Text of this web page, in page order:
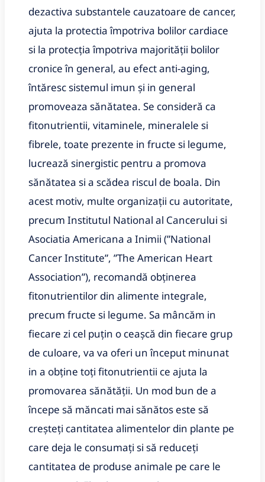
dezactiva substantele cauzatoare de cancer,
ajuta la protectia împotriva bolilor cardiace
si la protecția împotriva majorității bolilor
cronice în general, au efect anti-aging,
întăresc sistemul imun și in general
promoveaza sănătatea. Se consideră ca
fitonutrientii, vitaminele, mineralele si
fibrele, toate prezente in fructe si legume,
lucrează sinergistic pentru a promova
sănătatea si a scădea riscul de boala. Din
acest motiv, multe organizații cu autoritate,
precum Institutul National al Cancerului si
Asociatia Americana a Inimii (ʺNational
Cancer Instituteʺ, ʺThe American Heart
Associationʺ), recomandă obținerea
fitonutrientilor din alimente integrale,
precum fructe si legume. Sa mâncăm in
fiecare zi cel puțin o ceașcă din fiecare grup
de culoare, va va oferi un început minunat
in a obține toți fitonutrientii ce ajuta la
promovarea sănătății. Un mod bun de a
începe să măncati mai sănătos este să
creșteți cantitatea alimentelor din plante pe
care deja le consumați si să reduceți
cantitatea de produse animale pe care le